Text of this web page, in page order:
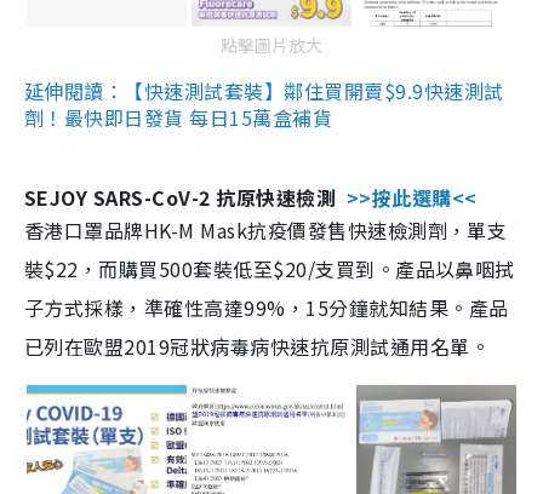
點擊圖片放大
延伸閱讀：【快速測試套裝】鄰住買開賣$9.9快速測試
劑！最快即日發貨 每日15萬盒補貨
SEJOY SARS-CoV-2 抗原快速檢測 >>按此選購<<
香港口罩品牌HK-M Mask抗疫價發售快速檢測劑，單支
裝$22，而購買500套裝低至$20/支買到。產品以鼻咽拭
子方式採樣，準確性高達99%，15分鐘就知結果。產品
已列在歐盟2019冠狀病毒病快速抗原測試通用名單。